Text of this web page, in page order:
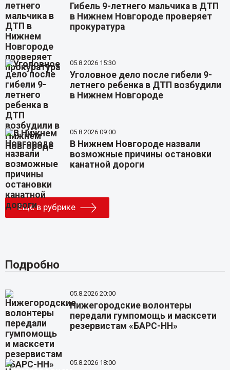
Гибель 9-летнего мальчика в ДТП
в Нижнем Новгороде проверяет
прокуратура
05.8.2026 15:30
Уголовное дело после гибели 9-
летнего ребенка в ДТП возбудили
в Нижнем Новгороде
05.8.2026 09:00
В Нижнем Новгороде назвали
возможные причины остановки
канатной дороги
Еще в рубрике
Подробно
05.8.2026 20:00
Нижегородские волонтеры
передали гумпомощь и масксети
резервистам «БАРС-НН»
05.8.2026 18:00